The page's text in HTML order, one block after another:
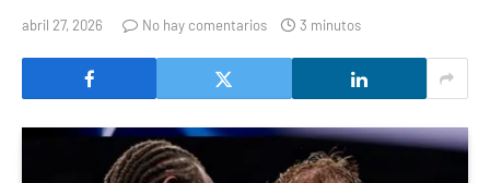
abril 27, 2026 No hay comentarios 3 minutos